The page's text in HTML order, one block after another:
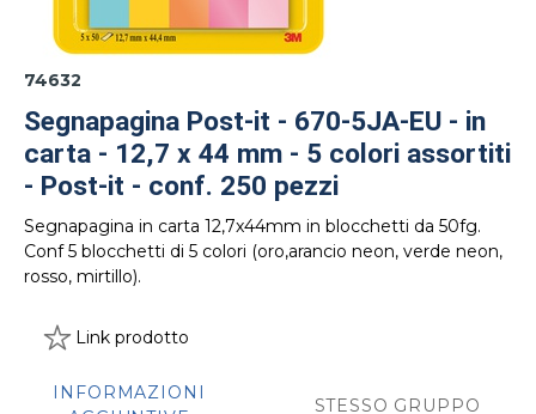
74632
Segnapagina Post-it - 670-5JA-EU - in
carta - 12,7 x 44 mm - 5 colori assortiti
- Post-it - conf. 250 pezzi
Segnapagina in carta 12,7x44mm in blocchetti da 50fg.
Conf 5 blocchetti di 5 colori (oro,arancio neon, verde neon,
rosso, mirtillo).
Link prodotto
INFORMAZIONI
STESSO GRUPPO